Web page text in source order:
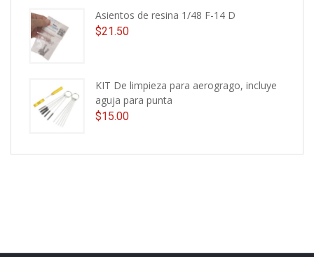
Asientos de resina 1/48 F-14 D
$21.50
KIT De limpieza para aerogrago, incluye
aguja para punta
$15.00